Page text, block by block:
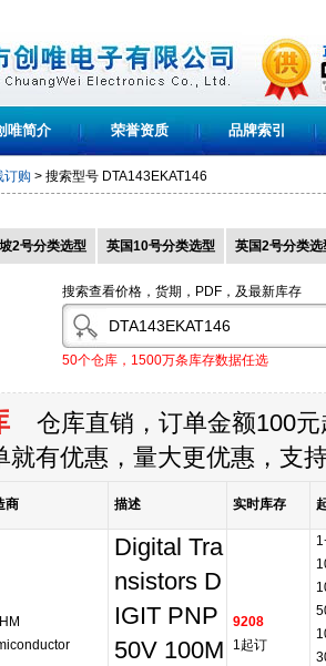
唯简介 荣誉资质 品牌索引
订购 > 搜索型号 DTA143EKAT146
2号分类选型 英国10号分类选型 英国2号分类选
搜索查看价格，货期，PDF，及最新库存
50个仓库，1500万条库存数据任选
仓库直销，订单金额100元
就有优惠，量大更优惠，支
商 描述 实时库存
Digital Tra
nsistors D
IGIT PNP
50V 100M
9208
1起订